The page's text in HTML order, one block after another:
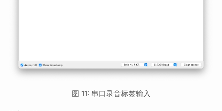
图 11: 串口录音标签输入